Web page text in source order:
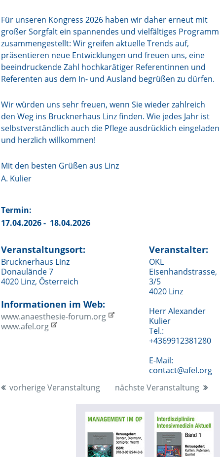
Für unseren Kongress 2026 haben wir daher erneut mit
großer Sorgfalt ein spannendes und vielfältiges Programm
zusammengestellt: Wir greifen aktuelle Trends auf,
präsentieren neue Entwicklungen und freuen uns, eine
beeindruckende Zahl hochkarätiger Referentinnen und
Referenten aus dem In- und Ausland begrüßen zu dürfen.
Wir würden uns sehr freuen, wenn Sie wieder zahlreich
den Weg ins Brucknerhaus Linz finden. Wie jedes Jahr ist
selbstverständlich auch die Pflege ausdrücklich eingeladen
und herzlich willkommen!
Mit den besten Grüßen aus Linz
A. Kulier
Termin:
17.04.2026 - 18.04.2026
Veranstaltungsort:
Brucknerhaus Linz
Donaulände 7
4020 Linz, Österreich
Informationen im Web:
www.anaesthesie-forum.org
www.afel.org
Veranstalter:
OKL
Eisenhandstrasse,
3/5
4020 Linz
Herr Alexander
Kulier
Tel.:
+4369912381280
E-Mail:
contact@afel.org
vorherige Veranstaltung
nächste Veranstaltung